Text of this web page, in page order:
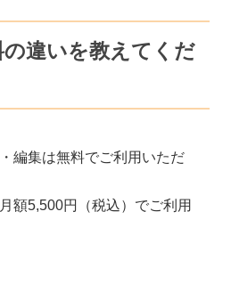
違いを教えてくだ
編集は無料でご利用いただ
額5,500円（税込）でご利用